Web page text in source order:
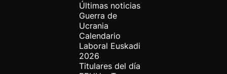
Últimas noticias
Guerra de
Ucrania
Calendario
Laboral Euskadi
2026
Titulares del día